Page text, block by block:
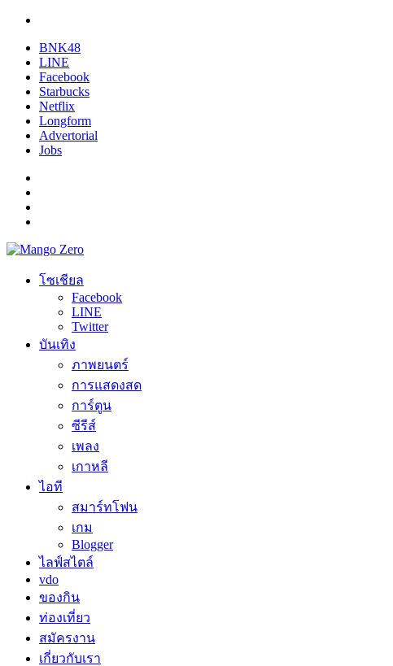
BNK48
LINE
Facebook
Starbucks
Netflix
Longform
Advertorial
Jobs
โซเชียล
Facebook
LINE
Twitter
บันเทิง
ภาพยนตร์
การแสดงสด
การ์ตูน
ซีรีส์
เพลง
เกาหลี
ไอที
สมาร์ทโฟน
เกม
Blogger
ไลฟ์สไตล์
vdo
ของกิน
ท่องเที่ยว
สมัครงาน
เกี่ยวกับเรา